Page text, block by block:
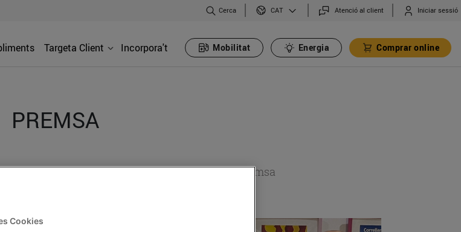
Cerca CAT Atenció al client Iniciar sessió
Targeta Client Incorpora't Mobilitat Energia Comprar online
PREMSA
Bonpreu i Esclat a través de la secció de premsa
Cookies